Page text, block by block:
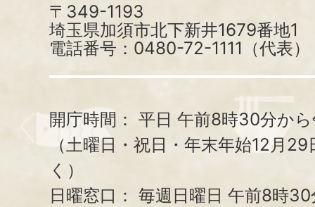
〒349-1193
埼玉県加須市北下新井1679番地1
電話番号：0480-72-1111（代表）
開庁時間： 平日 午前8時30分か
（土曜日・祝日・年末年始12月
く）
日曜窓口： 毎週日曜日 午前8時